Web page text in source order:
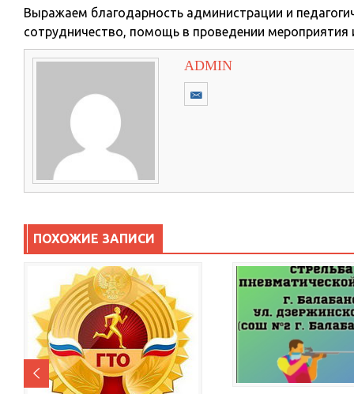
Выражаем благодарность администрации и
сотрудничество, помощь в проведении мероприятия
ADMIN
ПОХОЖИЕ ЗАПИСИ